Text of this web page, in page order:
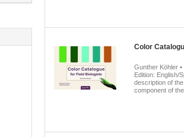
Color
Gunther Köhler
Edition: English/
description of
component of